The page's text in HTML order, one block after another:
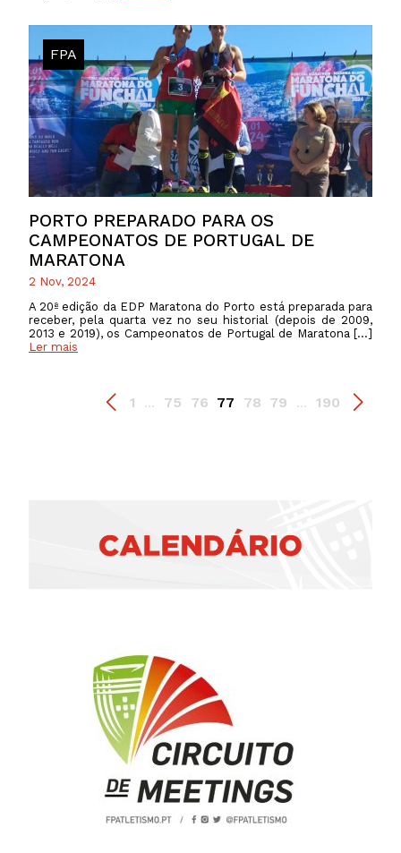
PORTO PREPARADO PARA OS
CAMPEONATOS DE PORTUGAL DE
MARATONA
FPA
2 Nov, 2024
A 20ª edição da EDP Maratona do Porto está preparada para
receber, pela quarta vez no seu historial (depois de 2009,
2013 e 2019), os Campeonatos de Portugal de Maratona […]
Ler mais
1 ... 75 76 77 78 79 ... 190